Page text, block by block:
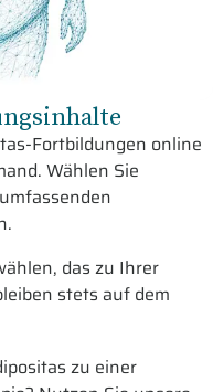
Fortbildungen online
Wählen Sie
das zu Ihrer
stets auf dem
zu einer